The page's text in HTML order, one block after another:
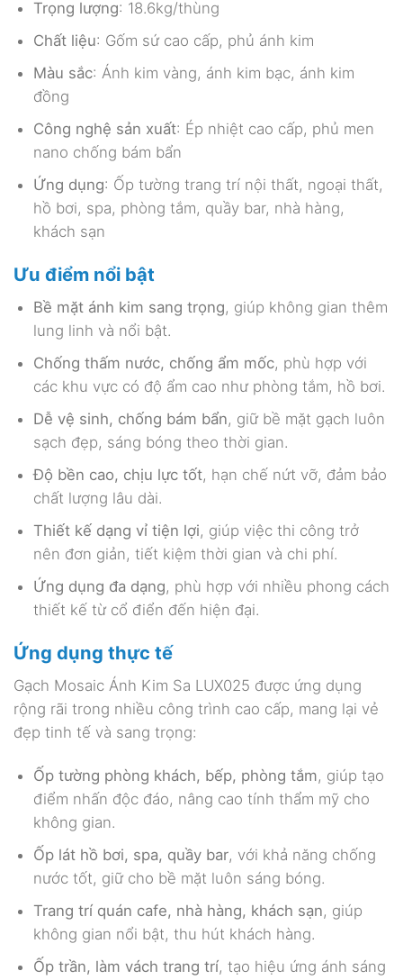
Trọng lượng: 18.6kg/thùng
Chất liệu: Gốm sứ cao cấp, phủ ánh kim
Màu sắc: Ánh kim vàng, ánh kim bạc, ánh kim
đồng
Công nghệ sản xuất: Ép nhiệt cao cấp, phủ men
nano chống bám bẩn
Ứng dụng: Ốp tường trang trí nội thất, ngoại thất,
hồ bơi, spa, phòng tắm, quầy bar, nhà hàng,
khách sạn
Ưu điểm nổi bật
Bề mặt ánh kim sang trọng, giúp không gian thêm
lung linh và nổi bật.
Chống thấm nước, chống ẩm mốc, phù hợp với
các khu vực có độ ẩm cao như phòng tắm, hồ bơi.
Dễ vệ sinh, chống bám bẩn, giữ bề mặt gạch luôn
sạch đẹp, sáng bóng theo thời gian.
Độ bền cao, chịu lực tốt, hạn chế nứt vỡ, đảm bảo
chất lượng lâu dài.
Thiết kế dạng vỉ tiện lợi, giúp việc thi công trở
nên đơn giản, tiết kiệm thời gian và chi phí.
Ứng dụng đa dạng, phù hợp với nhiều phong cách
thiết kế từ cổ điển đến hiện đại.
Ứng dụng thực tế
Gạch Mosaic Ánh Kim Sa LUX025 được ứng dụng
rộng rãi trong nhiều công trình cao cấp, mang lại vẻ
đẹp tinh tế và sang trọng:
Ốp tường phòng khách, bếp, phòng tắm, giúp tạo
điểm nhấn độc đáo, nâng cao tính thẩm mỹ cho
không gian.
Ốp lát hồ bơi, spa, quầy bar, với khả năng chống
nước tốt, giữ cho bề mặt luôn sáng bóng.
Trang trí quán cafe, nhà hàng, khách sạn, giúp
không gian nổi bật, thu hút khách hàng.
Ốp trần, làm vách trang trí, tạo hiệu ứng ánh sáng